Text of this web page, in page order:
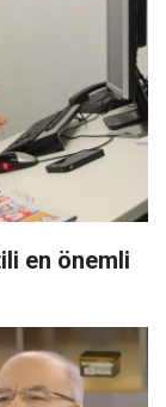
en önemli